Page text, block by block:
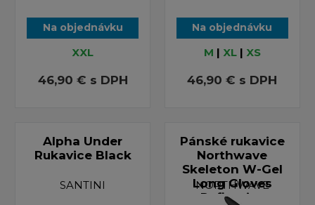
Na objednávku
XXL
46,90 € s DPH
Na objednávku
M | XL| XS
46,90 € s DPH
Alpha Under
Rukavice Black
SANTINI
Pánské rukavice
Northwave
Skeleton W-Gel
Long Gloves
Reflective
NORTHWAVE